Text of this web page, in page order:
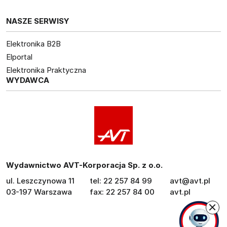
NASZE SERWISY
Elektronika B2B
Elportal
Elektronika Praktyczna
WYDAWCA
Wydawnictwo AVT-Korporacja Sp. z o.o.
ul. Leszczynowa 11
03-197 Warszawa
tel: 22 257 84 99
fax: 22 257 84 00
avt@avt.pl
avt.pl